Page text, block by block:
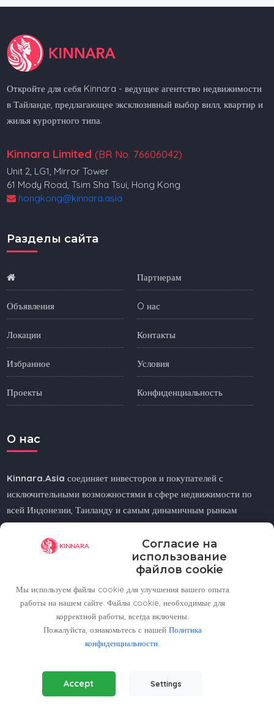
Согласие на
использование
файлов cookie
Мы используем файлы cookie для улучшения вашего опыта
работы на нашем сайте. Файлы cookie, необходимые для
корректной работы, всегда включены.
Пожалуйста, ознакомьтесь с нашей Политика
конфиденциальности
Essential Cookies(Always Active)
Required for the website to function properly.
Accept Settings
Откройте для себя Kinnara - ведущее агентство недвижимости
в Тайланде, предлагающее эксклюзивный выбор вилл, квартир и
жилья курортного типа.
Kinnara Limited (BR No. 76606042)
Unit 2, LG1, Mirror Tower
61 Mody Road, Tsim Sha Tsui, Hong Kong
hongkong@kinnara.asia
Разделы сайта
Объявления
Локации
Избранное
Проекты
Партнерам
O нас
Контакты
Условия
Конфиденциальность
O нас
Kinnara.Asia соединяет инвесторов и покупателей с
исключительными возможностями в сфере недвижимости по
всей Индонезии, Таиланду и самым динамичным рынкам
Азии.
Ищете ли вы жилье у моря, в городе или в горах —
поможет вам найти идеальный дом или
Regional Offices
Kinnara Limited - Thailand
58, 9 Lagoon Rd, Choeng Thale